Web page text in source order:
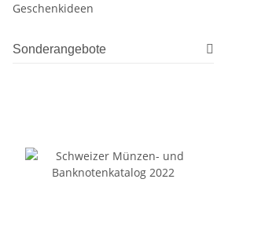
Geschenkideen
Sonderangebote